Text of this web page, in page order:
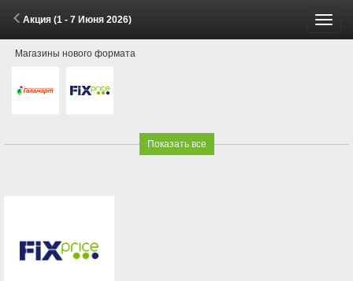
Акция (1 - 7 Июня 2026)
Магазины нового формата
Показать все